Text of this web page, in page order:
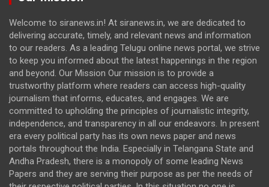
Welcome to siranews.in! At siranews.in, we are dedicated to
delivering accurate, timely, and relevant news and information
to our readers. As a leading Telugu online news portal, we strive
to keep you informed about the latest happenings in the region
and beyond. Our Mission Our mission is to provide a
trustworthy platform where readers can access high-quality
journalism that informs, educates, and engages. We are
committed to upholding the principles of journalistic integrity,
independence, and transparency in all our endeavors. In present
era every political party has its own news paper and news
portals throughout the India. Especially in Telangana State and
Andha Pradesh, there is a monopoly of some leading News
Papers and they are serving their purpose as per the needs of